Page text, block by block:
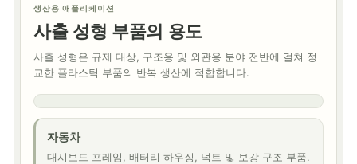
생산용 애플리케이션
사출 성형 부품의 용도
사출 성형은 규제 대상, 구조용 및 외관용 분야 전반에 걸쳐 정
교한 플라스틱 부품의 반복 생산에 적합합니다.
자동차
대시보드 프레임, 배터리 하우징, 덕트 및 보강 구조 부품.